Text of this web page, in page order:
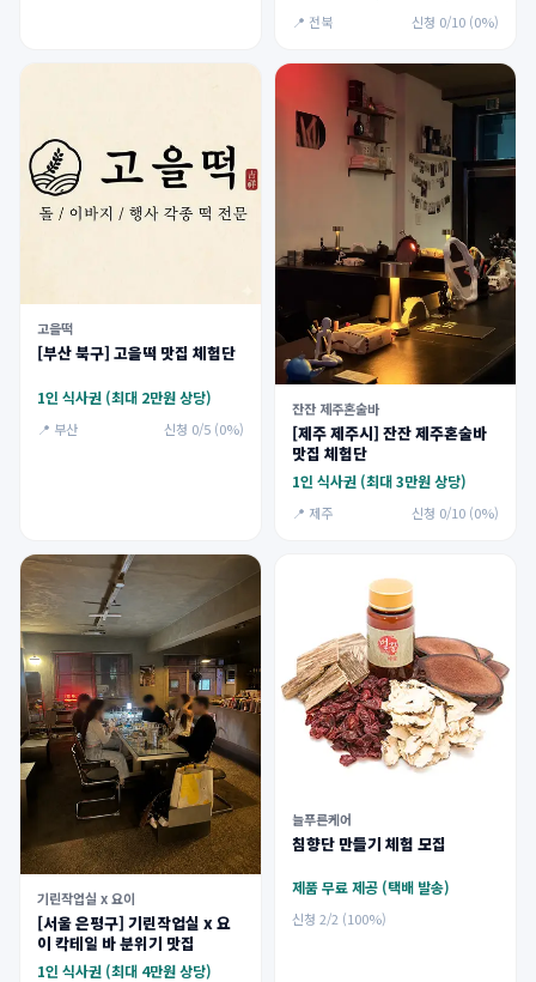
📍 전북 신청 0/10 (0%)
고을떡
[부산 북구] 고을떡 맛집 체험단
1인 식사권 (최대 2만원 상당)
📍 부산 신청 0/5 (0%)
잔잔 제주혼술바
[제주 제주시] 잔잔 제주혼술바
맛집 체험단
1인 식사권 (최대 3만원 상당)
📍 제주 신청 0/10 (0%)
기린작업실 x 요이
[서울 은평구] 기린작업실 x 요
이 칵테일 바 분위기 맛집
1인 식사권 (최대 4만원 상당)
늘푸른케어
침향단 만들기 체험 모집
제품 무료 제공 (택배 발송)
신청 2/2 (100%)